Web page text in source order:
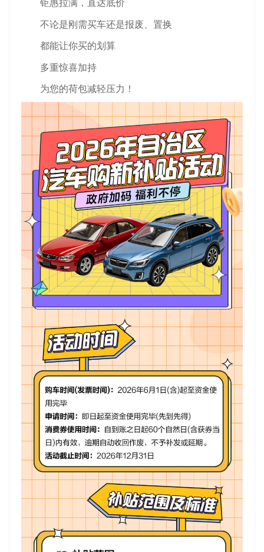
钜惠拉满，直达底价
不论是刚需买车还是报废、置换
都能让你买的划算
多重惊喜加持
为您的荷包减轻压力！